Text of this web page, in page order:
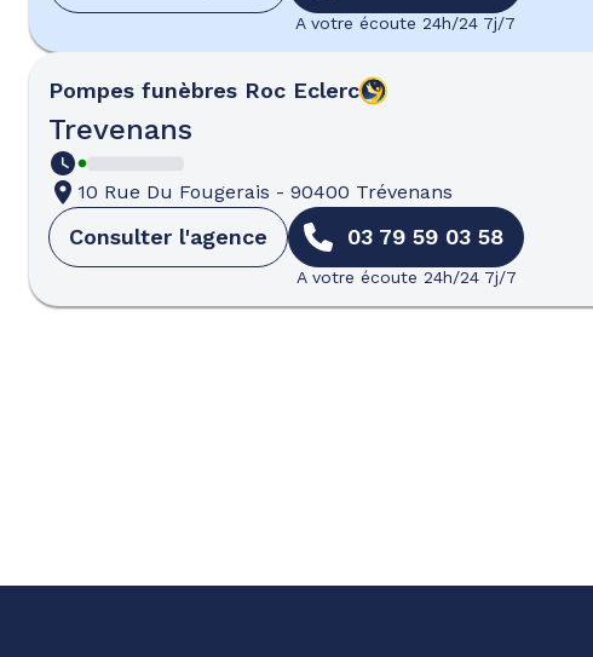
A votre écoute 24h/24 7j/7
Pompes funèbres Roc Eclerc
Trevenans
10 Rue Du Fougerais - 90400 Trévenans
Consulter l'agence 03 79 59 03 58
A votre écoute 24h/24 7j/7